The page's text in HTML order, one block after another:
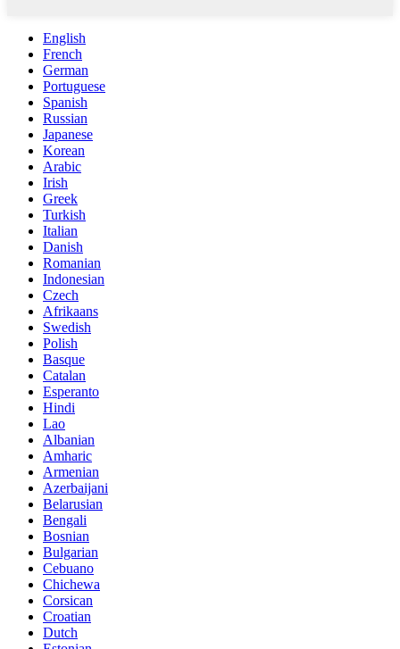
English
French
German
Portuguese
Spanish
Russian
Japanese
Korean
Arabic
Irish
Greek
Turkish
Italian
Danish
Romanian
Indonesian
Czech
Afrikaans
Swedish
Polish
Basque
Catalan
Esperanto
Hindi
Lao
Albanian
Amharic
Armenian
Azerbaijani
Belarusian
Bengali
Bosnian
Bulgarian
Cebuano
Chichewa
Corsican
Croatian
Dutch